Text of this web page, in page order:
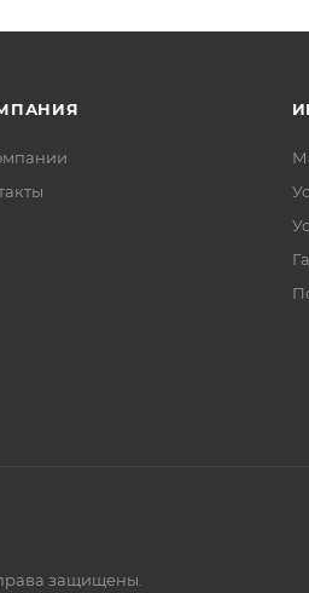
защищены.